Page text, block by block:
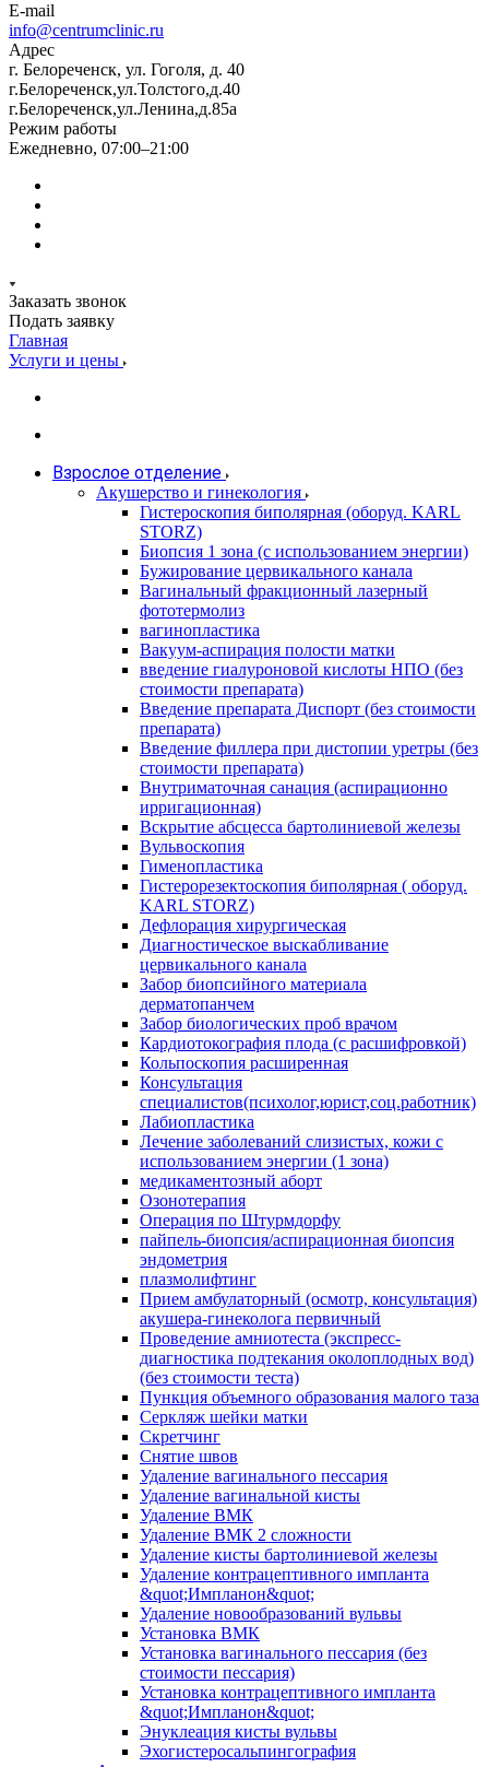
E-mail
info@centrumclinic.ru
Адрес
г. Белореченск, ул. Гоголя, д. 40
г.Белореченск,ул.Толстого,д.40
г.Белореченск,ул.Ленина,д.85а
Режим работы
Ежедневно, 07:00–21:00
Заказать звонок
Подать заявку
Главная
Услуги и цены
Взрослое отделение
Акушерство и гинекология
Гистероскопия биполярная (оборуд. KARL
STORZ)
Биопсия 1 зона (с использованием энергии)
Бужирование цервикального канала
Вагинальный фракционный лазерный
фототермолиз
вагинопластика
Вакуум-аспирация полости матки
введение гиалуроновой кислоты НПО (без
стоимости препарата)
Введение препарата Диспорт (без стоимости
препарата)
Введение филлера при дистопии уретры (без
стоимости препарата)
Внутриматочная санация (аспирационно
ирригационная)
Вскрытие абсцесса бартолиниевой железы
Вульвоскопия
Гименопластика
Гистерорезектоскопия биполярная ( оборуд.
KARL STORZ)
Дефлорация хирургическая
Диагностическое выскабливание
цервикального канала
Забор биопсийного материала
дерматопанчем
Забор биологических проб врачом
Кардиотокография плода (с расшифровкой)
Кольпоскопия расширенная
Консультация
специалистов(психолог,юрист,соц.работник)
Лабиопластика
Лечение заболеваний слизистых, кожи с
использованием энергии (1 зона)
медикаментозный аборт
Озонотерапия
Операция по Штурмдорфу
пайпель-биопсия/аспирационная биопсия
эндометрия
плазмолифтинг
Прием амбулаторный (осмотр, консультация)
акушера-гинеколога первичный
Проведение амниотеста (экспресс-
диагностика подтекания околоплодных вод)
(без стоимости теста)
Пункция объемного образования малого таза
Серкляж шейки матки
Скретчинг
Снятие швов
Удаление вагинального пессария
Удаление вагинальной кисты
Удаление ВМК
Удаление ВМК 2 сложности
Удаление кисты бартолиниевой железы
Удаление контрацептивного импланта
&quot;Импланон&quot;
Удаление новообразований вульвы
Установка ВМК
Установка вагинального пессария (без
стоимости пессария)
Установка контрацептивного импланта
&quot;Импланон&quot;
Энуклеация кисты вульвы
Эхогистеросальпингография